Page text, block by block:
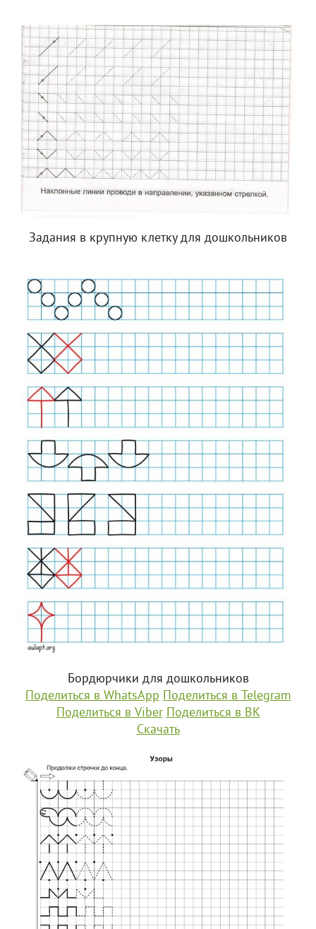
Задания в крупную клетку для дошкольников
Бордюрчики для дошкольников
Поделиться в WhatsApp Поделиться в Telegram
Поделиться в Viber Поделиться в ВК
Скачать